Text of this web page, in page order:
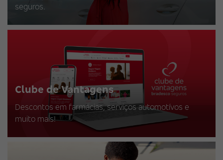
seguros.
Clube de Vantagens
Descontos em farmácias, serviços automotívos e
muito mais!